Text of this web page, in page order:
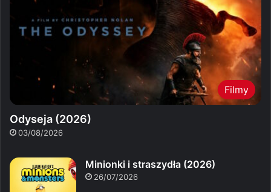
Filmy
Odyseja (2026)
03/08/2026
Minionki i straszydła (2026)
26/07/2026